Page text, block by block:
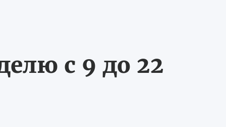
с 9 до 22